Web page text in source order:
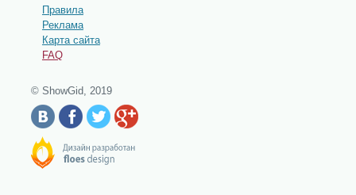
Правила
Реклама
Карта сайта
FAQ
© ShowGid, 2019